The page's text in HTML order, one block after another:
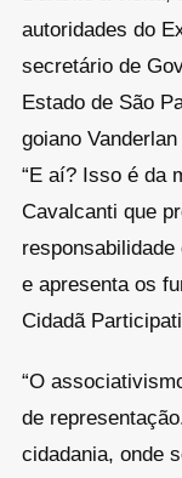
autoridades do
secretário de
Estado de São
goiano
“E aí? Isso é da
Cavalcanti que
e apresenta os
Cidadã
“O
de
cidadania, onde